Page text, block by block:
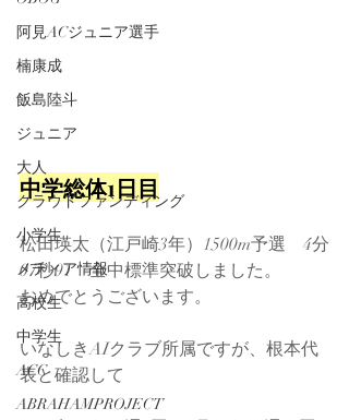
阿見ACジュニア選手
楠康成
飯島陸斗
ジュニア
大人
クラウドファンディング
小学生
メディア情報
高校生
中学生
ACC
ABRAHAMPROJECT
中学総体1日目
松田瑛太（江戸崎3年）1500m予選　4分
07秒91　全中標準突破しました。
おめでとうございます。
いなしきAIクラブ所属ですが、根本代
表と確認して